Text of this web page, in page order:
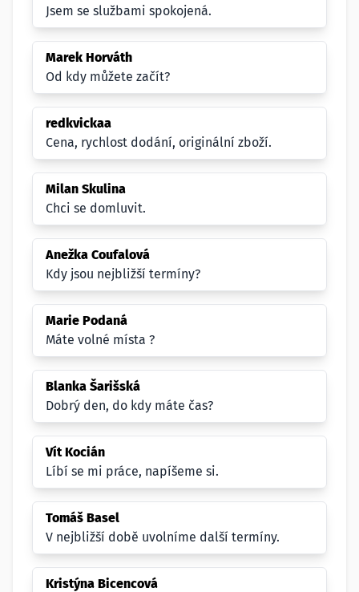
Jsem se službami spokojená.
Marek Horváth
Od kdy můžete začít?
redkvickaa
Cena, rychlost dodání, originální zboží.
Milan Skulina
Chci se domluvit.
Anežka Coufalová
Kdy jsou nejbližší termíny?
Marie Podaná
Máte volné místa ?
Blanka Šarišská
Dobrý den, do kdy máte čas?
Vít Kocián
Líbí se mi práce, napíšeme si.
Tomáš Basel
V nejbližší době uvolníme další termíny.
Kristýna Bicencová